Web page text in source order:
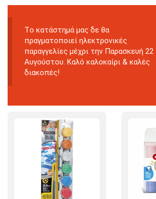
Tο κατάστημά μας δε θα
πραγματοποιεί ηλεκτρονικές
παραγγελίες μέχρι την Παρασκευή 22
Αυγούστου. Καλό καλοκαίρι & καλές
διακοπές!